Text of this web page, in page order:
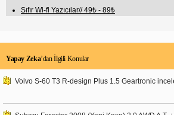
Sıfır Wi-fi Yazıcılar// 49₺ - 89₺
Yapay Zeka’dan İlgili Konular
Volvo S-60 T3 R-design Plus 1.5 Geartronic